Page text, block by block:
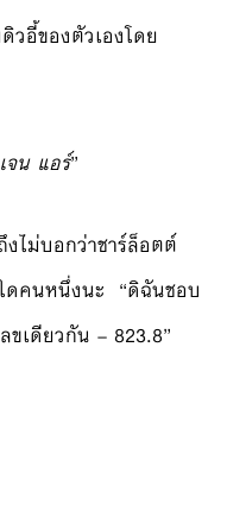
อี้ของตัวเองโดย
จน แอร์”
ไม่บอกว่าชาร์ล็อตต์
ดคนหนึ่งนะ “ดิฉันชอบ
เดียวกัน – 823.8”